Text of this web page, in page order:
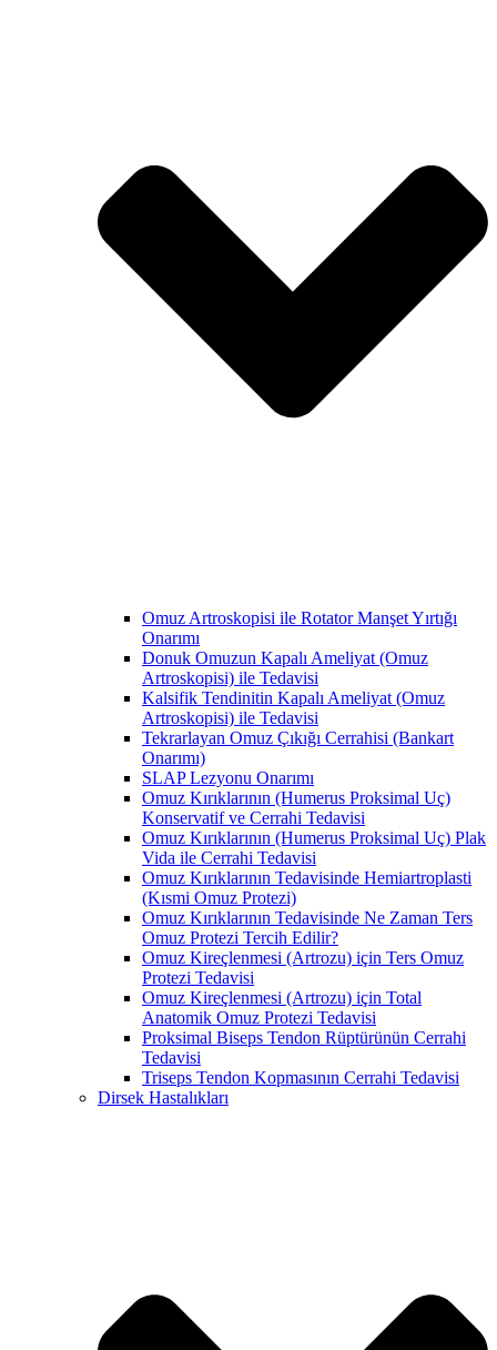
Omuz Artroskopisi ile Rotator Manşet Yırtığı
Onarımı
Donuk Omuzun Kapalı Ameliyat (Omuz
Artroskopisi) ile Tedavisi
Kalsifik Tendinitin Kapalı Ameliyat (Omuz
Artroskopisi) ile Tedavisi
Tekrarlayan Omuz Çıkığı Cerrahisi (Bankart
Onarımı)
SLAP Lezyonu Onarımı
Omuz Kırıklarının (Humerus Proksimal Uç)
Konservatif ve Cerrahi Tedavisi
Omuz Kırıklarının (Humerus Proksimal Uç) Plak
Vida ile Cerrahi Tedavisi
Omuz Kırıklarının Tedavisinde Hemiartroplasti
(Kısmi Omuz Protezi)
Omuz Kırıklarının Tedavisinde Ne Zaman Ters
Omuz Protezi Tercih Edilir?
Omuz Kireçlenmesi (Artrozu) için Ters Omuz
Protezi Tedavisi
Omuz Kireçlenmesi (Artrozu) için Total
Anatomik Omuz Protezi Tedavisi
Proksimal Biseps Tendon Rüptürünün Cerrahi
Tedavisi
Triseps Tendon Kopmasının Cerrahi Tedavisi
Dirsek Hastalıkları